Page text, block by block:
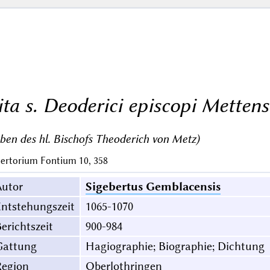
s. Deoderici episcopi
des hl. Bischofs Theoderich von Metz)
Fontium 10, 358
Sigebertus Gemblacensis
1065-1070
900-984
Hagiographie; Biographie; Dichtung
Oberlothringen